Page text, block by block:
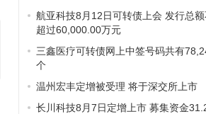
航亚科技8月12日可转债上会 发行总额
超过60,000.00万元
三鑫医疗可转债网上中签号码共有
个
温州宏丰定增被受理 将于深交所上市
长川科技8月7日定增上市 募集资金